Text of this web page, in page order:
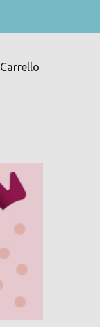
Carrello